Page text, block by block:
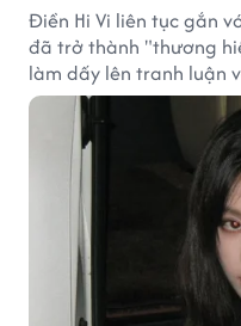
Điền Hi Vi liên tục gắn
đã trở thành "thương
làm dấy lên tranh luận
năng biến hóa trên